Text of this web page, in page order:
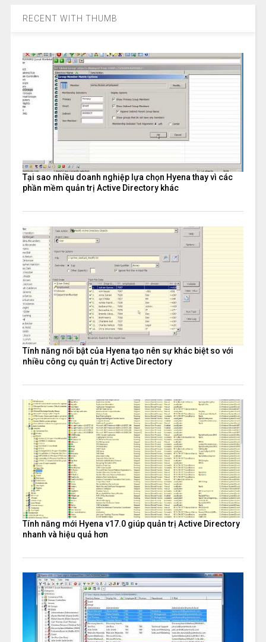
RECENT WITH THUMB
Tại sao nhiều doanh nghiệp lựa chọn Hyena thay vì các
phần mềm quản trị Active Directory khác
Tính năng nổi bật của Hyena tạo nên sự khác biệt so với
nhiều công cụ quản trị Active Directory
Tính năng mới Hyena v17.0 giúp quản trị Active Directory
nhanh và hiệu quả hơn